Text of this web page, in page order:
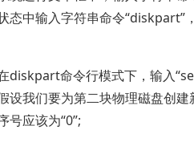
态中输入字符串命令
命令行模式下，输入
设我们要为第二块物理磁盘创
号应该为“0”;